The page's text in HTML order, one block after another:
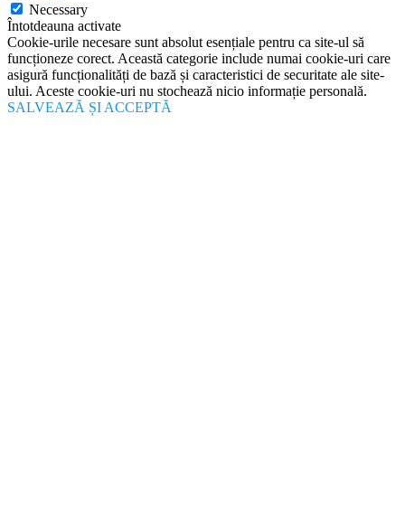
Necessary
Întotdeauna activate
Cookie-urile necesare sunt absolut esențiale pentru ca site-ul să
funcționeze corect. Această categorie include numai cookie-uri care
asigură funcționalități de bază și caracteristici de securitate ale site-
ului. Aceste cookie-uri nu stochează nicio informație personală.
SALVEAZĂ ȘI ACCEPTĂ